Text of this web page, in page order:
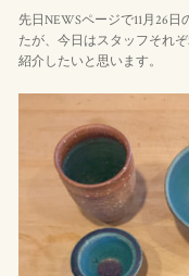
先日NEWSページで11月26
たが、今日はスタッフそれ
紹介したいと思います。